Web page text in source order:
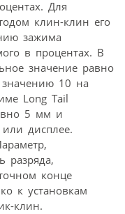
Для
клин-клин его
зажима
в процентах. В
значение равно
значению 10 на
Long Tail
5 мм и
дисплее.
разряда,
конце
к установкам
клин.